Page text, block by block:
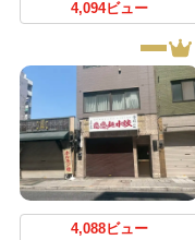
4,094ビュー
4,088ビュー